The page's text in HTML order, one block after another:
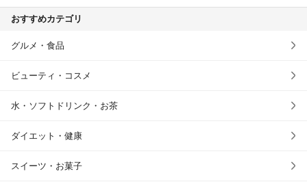
おすすめカテゴリ
グルメ・食品
ビューティ・コスメ
水・ソフトドリンク・お茶
ダイエット・健康
スイーツ・お菓子